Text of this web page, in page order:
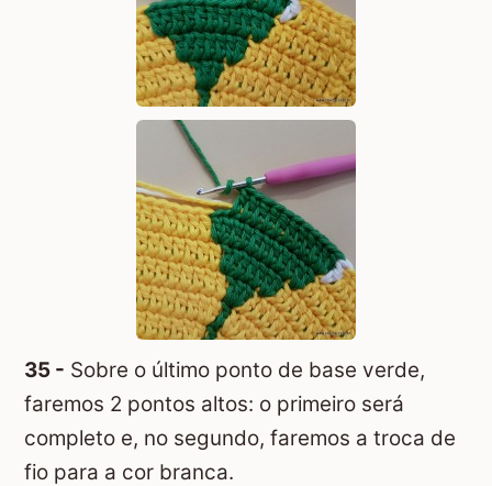
35 - Sobre o último ponto de base verde,
faremos 2 pontos altos: o primeiro será
completo e, no segundo, faremos a troca de
fio para a cor branca.